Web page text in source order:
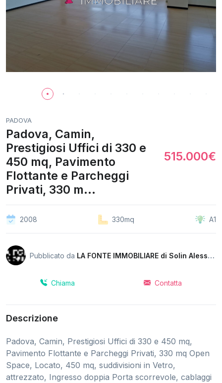
PADOVA
Padova, Camin,
Prestigiosi Uffici di 330 e
450 mq, Pavimento
Flottante e Parcheggi
Privati, 330 m...
515.000€
2008 330mq A1
Pubblicato da LA FONTE IMMOBILIARE di Solin Alessandro
Chiama Contatta
Descrizione
Padova, Camin, Prestigiosi Uffici di 330 e 450 mq,
Pavimento Flottante e Parcheggi Privati, 330 mq Open
Space, Locato, 450 mq, suddivisioni in Vetro,
attrezzato, Ingresso doppia Porta scorrevole, cablaggi